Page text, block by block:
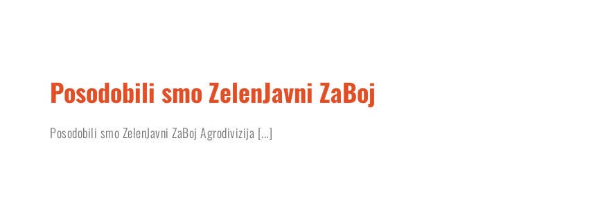
Posodobili smo ZelenJavni ZaBoj
Posodobili smo ZelenJavni ZaBoj Agrodivizija [...]